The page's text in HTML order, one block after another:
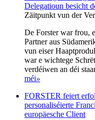
Delegatioun besicht
Zäitpunkt vun der
De Forster war frou,
Partner aus
vun eiser
war e wichtege
verdéiwen an déi
méi»
FORSTER feiert
personaliséierte
europäesche Client